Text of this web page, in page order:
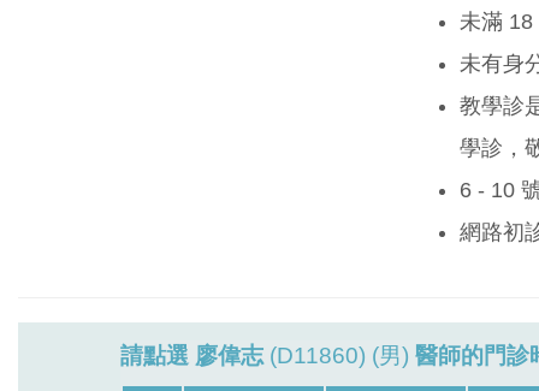
未滿 18
未有身
教學診
學診，
6 - 10
網路初